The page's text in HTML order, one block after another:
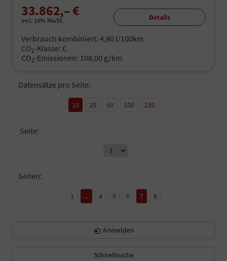
33.862,– €
incl. 19% MwSt. Details
Verbrauch kombiniert: 4,80 l/100km
CO2-Klasse: C
CO2-Emissionen: 108,00 g/km
Datensätze pro Seite:
10 20 50 100 250
Seite:
Seiten:
1 ... 4 5 6 7 8
Anmelden
Schnellsuche